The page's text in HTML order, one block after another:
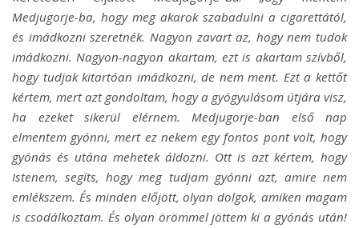
Medjugorje-ba, hogy meg akarok szabadulni a cigarettától,
és imádkozni szeretnék. Nagyon zavart az, hogy nem tudok
imádkozni. Nagyon-nagyon akartam, ezt is akartam szívből,
hogy tudjak kitartóan imádkozni, de nem ment. Ezt a kettőt
kértem, mert azt gondoltam, hogy a gyógyulásom útjára visz,
ha ezeket sikerül elérnem. Medjugorje-ban első nap
elmentem gyónni, mert ez nekem egy fontos pont volt, hogy
gyónás és utána mehetek áldozni. Ott is azt kértem, hogy
Istenem, segíts, hogy meg tudjam gyónni azt, amire nem
emlékszem. És minden előjött, olyan dolgok, amiken magam
is csodálkoztam. És olyan örömmel jöttem ki a gyónás után!